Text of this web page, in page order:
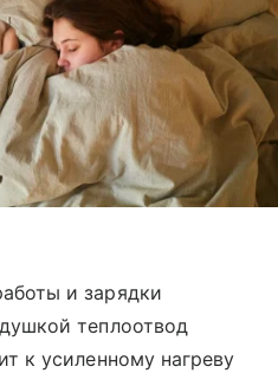
и зарядки
теплоотвод
к усиленному нагреву